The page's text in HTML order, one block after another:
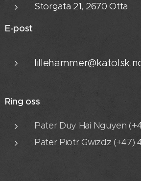
Storgata 21, 2670 Otta
E-post
Ring oss
Pater Duy Hai Nguyen
Pater Piotr Gwizdz (+47)